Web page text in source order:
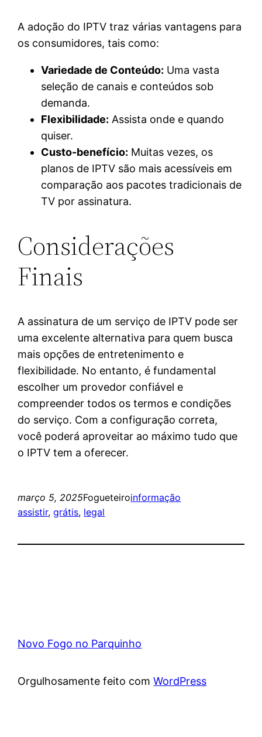
A adoção do IPTV traz várias vantagens para
os consumidores, tais como:
Variedade de Conteúdo: Uma vasta
seleção de canais e conteúdos sob
demanda.
Flexibilidade: Assista onde e quando
quiser.
Custo-benefício: Muitas vezes, os
planos de IPTV são mais acessíveis em
comparação aos pacotes tradicionais de
TV por assinatura.
Considerações
Finais
A assinatura de um serviço de IPTV pode ser
uma excelente alternativa para quem busca
mais opções de entretenimento e
flexibilidade. No entanto, é fundamental
escolher um provedor confiável e
compreender todos os termos e condições
do serviço. Com a configuração correta,
você poderá aproveitar ao máximo tudo que
o IPTV tem a oferecer.
março 5, 2025Fogueteiroinformação
assistir, grátis, legal
Novo Fogo no Parquinho
Orgulhosamente feito comWordPress